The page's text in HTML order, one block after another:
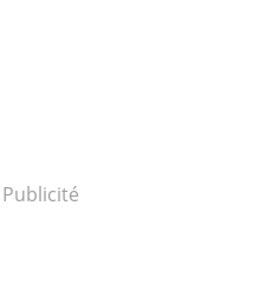
Publicité